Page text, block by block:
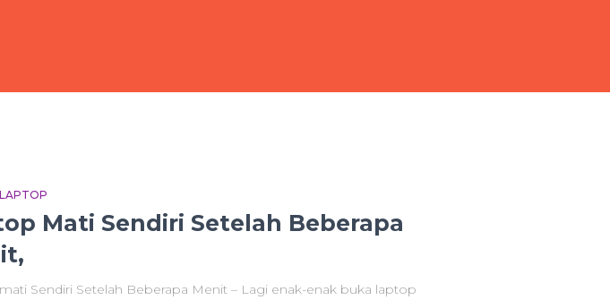
Mati Sendiri Setelah Beberapa
Sendiri Setelah Beberapa Menit – Lagi enak-enak buka laptop